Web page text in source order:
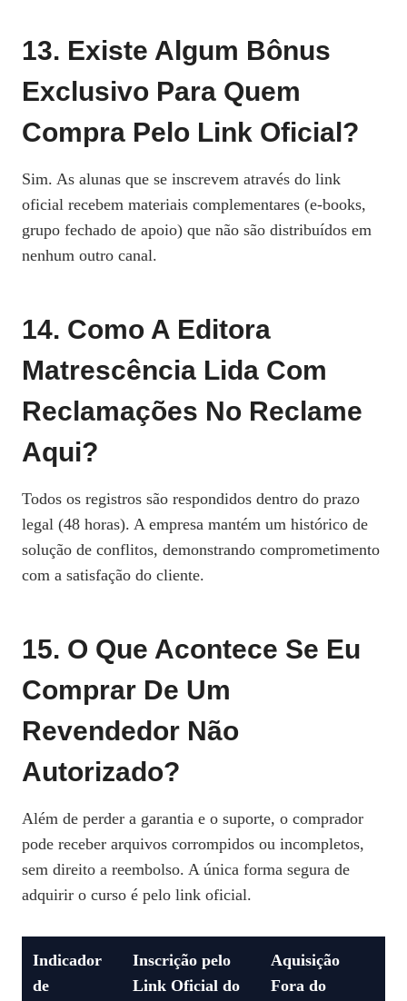
13. Existe Algum Bônus
Exclusivo Para Quem
Compra Pelo Link Oficial?
Sim. As alunas que se inscrevem através do link
oficial recebem materiais complementares (e‑books,
grupo fechado de apoio) que não são distribuídos em
nenhum outro canal.
14. Como A Editora
Matrescência Lida Com
Reclamações No Reclame
Aqui?
Todos os registros são respondidos dentro do prazo
legal (48 horas). A empresa mantém um histórico de
solução de conflitos, demonstrando comprometimento
com a satisfação do cliente.
15. O Que Acontece Se Eu
Comprar De Um
Revendedor Não
Autorizado?
Além de perder a garantia e o suporte, o comprador
pode receber arquivos corrompidos ou incompletos,
sem direito a reembolso. A única forma segura de
adquirir o curso é pelo link oficial.
Indicador
de
Inscrição pelo
Link Oficial do
Aquisição
Fora do